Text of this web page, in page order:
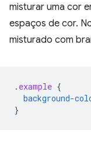
misturar uma cor
espaços de cor.
misturado com
. example {
background-
}